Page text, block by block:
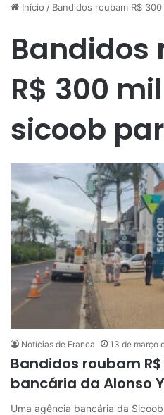
Início / Bandidos roubam R$
Bandidos
R$ 300
sicoob
Notícias de Franca 13 de março
Bandidos roubam
bancária da Alonso
Uma agência bancária da